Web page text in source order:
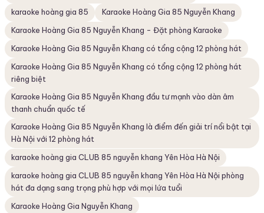
karaoke hoàng gia 85
Karaoke Hoàng Gia 85 Nguyễn Khang
Karaoke Hoàng Gia 85 Nguyễn Khang - Đặt phòng Karaoke
Karaoke Hoàng Gia 85 Nguyễn Khang có tổng cộng 12 phòng hát
Karaoke Hoàng Gia 85 Nguyễn Khang có tổng cộng 12 phòng hát
riêng biệt
Karaoke Hoàng Gia 85 Nguyễn Khang đầu tư mạnh vào dàn âm
thanh chuẩn quốc tế
Karaoke Hoàng Gia 85 Nguyễn Khang là điểm đến giải trí nổi bật tại
Hà Nội với 12 phòng hát
karaoke hoàng gia CLUB 85 nguyễn khang Yên Hòa Hà Nội
karaoke hoàng gia CLUB 85 nguyễn khang Yên Hòa Hà Nội phòng
hát đa dạng sang trọng phù hợp với mọi lứa tuổi
Karaoke Hoàng Gia Nguyễn Khang